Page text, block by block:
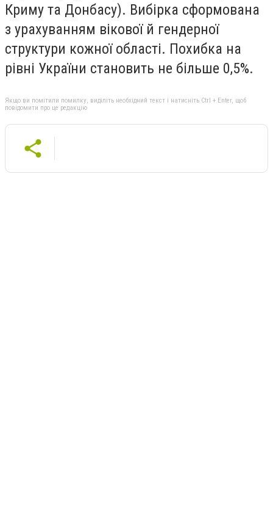
Криму та Донбасу). Вибірка сформована
з урахуванням вікової й гендерної
структури кожної області. Похибка на
рівні України становить не більше 0,5%.
Якщо ви помітили помилку, виділіть необхідний текст і натисніть Ctrl + Enter, щоб
повідомити про це редакцію